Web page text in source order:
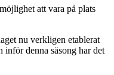
att vara på plats
nu verkligen etablerat
inför denna säsong har det